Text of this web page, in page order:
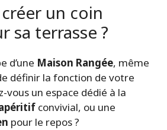
un coin
sa terrasse ?
d’une Maison Rangée, même
définir la fonction de votre
vous un espace dédié à la
convivial, ou une
pour le repos ?